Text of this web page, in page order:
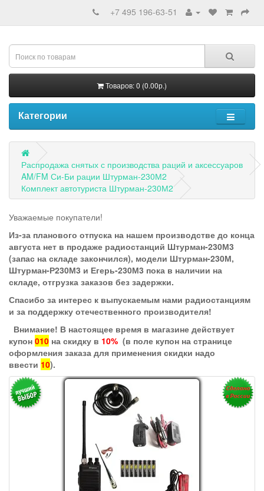
+7 495 196-63-51
Товаров: 0 (0.00р.)
Категории
Распродажа снятых с производства раций и аксессуаров
AM/FM Си-Би рации Штурман-230М2
Комплект автотуриста Штурман-230М2
Уважаемые покупатели!
Из-за планового отпуска на нашем производстве до конца
августа нет в продаже радиостанций Штурман-230М3
(запас на складе закончился), модели Штурман-230М,
Штурман-Р230М3 и Егерь-230М3 пока в наличии на
складе, отгрузка заказов без задержки.
Спасибо за интерес к выпускаемым нами радиостанциям
и за поддержку отечественного производителя!
Внимание! В настоящее время в магазине действует
купон 010 на скидку в 10% (в поле купон на странице
оформления заказа для применения скидки надо
ввести 10).